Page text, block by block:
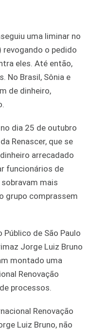
uma liminar no
revogando o pedido
eles. Até então,
No Brasil, Sônia e
de dinheiro,
dia 25 de outubro
Renascer, que se
arrecadado
funcionários de
mais
grupo comprassem
de São Paulo
Jorge Luiz Bruno
montado uma
Renovação
processos.
Renovação
Luiz Bruno, não